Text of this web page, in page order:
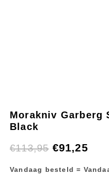
Morakniv Garberg
Black
€113,95 €91,25
Vandaag besteld =